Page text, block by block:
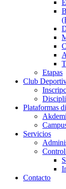
Etapas
Club
Plataformas
Servicios
Contacto